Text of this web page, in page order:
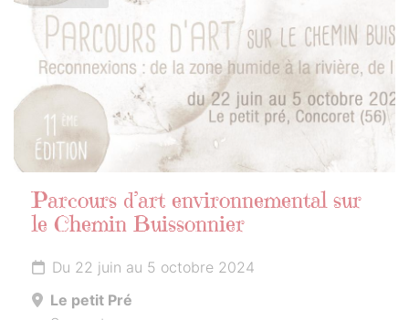
Parcours d’art environnemental sur
le Chemin Buissonnier
Du 22 juin au 5 octobre 2024
Le petit Pré